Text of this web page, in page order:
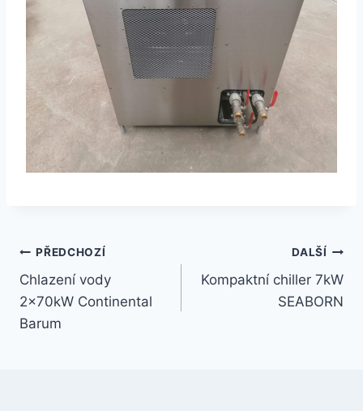
Navigace
pro
příspěvek
PŘEDCHOZÍ
Chlazení vody
2x70kW Continental
Barum
DALŠÍ
Kompaktní chiller 7kW
SEABORN